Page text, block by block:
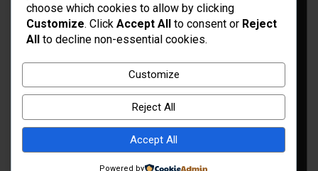
Idées d’aménagement et déco
Conseil bricolage et jardinage
Choix d'outillage et de matériaux
choose which cookies to allow by clicking
Customize. Click Accept All to consent or Reject
All to decline non-essential cookies.
Customize
Reject All
Accept All
Powered by